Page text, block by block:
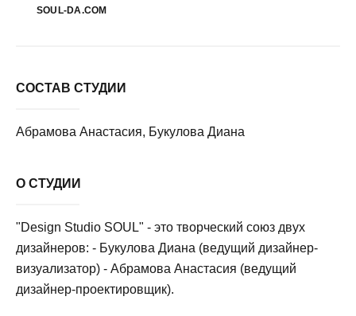
SOUL-DA.COM
СОСТАВ СТУДИИ
Абрамова Анастасия, Букулова Диана
О СТУДИИ
"Design Studio SOUL" - это творческий союз двух
дизайнеров: - Букулова Диана (ведущий дизайнер-
визуализатор) - Абрамова Анастасия (ведущий
дизайнер-проектировщик).